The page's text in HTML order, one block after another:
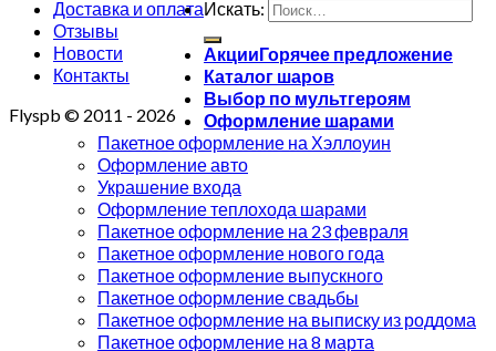
Доставка и оплата
Отзывы
Новости
Контакты
Flyspb © 2011 - 2026
Искать:
Акции
Каталог шаров
Выбор по мультгероям
Оформление шарами
Пакетное оформление на Хэллоуин
Оформление авто
Украшение входа
Оформление теплохода шарами
Пакетное оформление на 23 февраля
Пакетное оформление нового года
Пакетное оформление выпускного
Пакетное оформление свадьбы
Пакетное оформление на выписку из роддома
Пакетное оформление на 8 марта